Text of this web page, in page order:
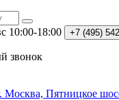
10:00-18:00 +7 (495)
звонок
Москва, Пятницкое